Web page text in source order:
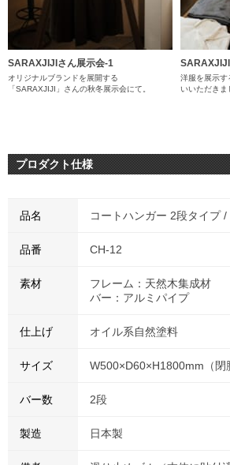
SARAXJIJIさん展示会-1
オリジナルブランドを展開する
「SARAXJIJI」さんの秋冬展示会にて。
洋服を展示す
いいただきま
プロダクト仕様
品名 コートハンガー 2段タイプ
品番 CH-12
素材
フレーム：天然木集成材
バー：アルミパイプ
仕上げ オイル系自然塗料
サイズ W500×D60×H1800mm（閉
バー数 2段
製造 日本製